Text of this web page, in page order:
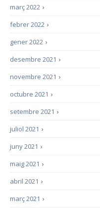
›
març 2022
›
febrer 2022
›
gener 2022
›
desembre 2021
›
novembre 2021
›
octubre 2021
›
setembre 2021
›
juliol 2021
›
juny 2021
›
maig 2021
›
abril 2021
›
març 2021